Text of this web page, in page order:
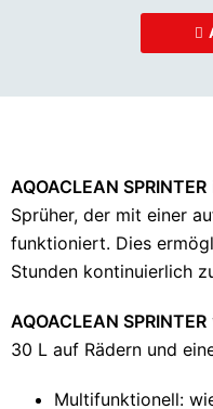
AQOACLEAN SPRINTER
Sprüher, der mit einer
funktioniert. Dies
Stunden kontinuierlich
AQOACLEAN SPRINTER
30 L auf Rädern und
Multifunktionell: